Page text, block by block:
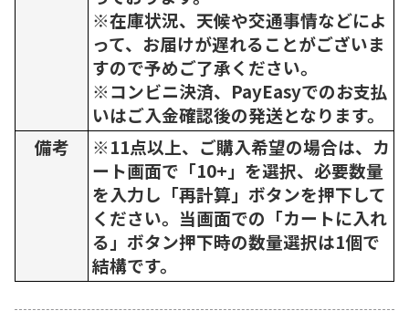
※在庫状況、天候や交通事情などによ
って、お届けが遅れることがございま
すので予めご了承ください。
※コンビニ決済、PayEasyでのお支払
いはご入金確認後の発送となります。
備考
※11点以上、ご購入希望の場合は、カ
ート画面で「10+」を選択、必要数量
を入力し「再計算」ボタンを押下して
ください。当画面での「カートに入れ
る」ボタン押下時の数量選択は1個で
結構です。